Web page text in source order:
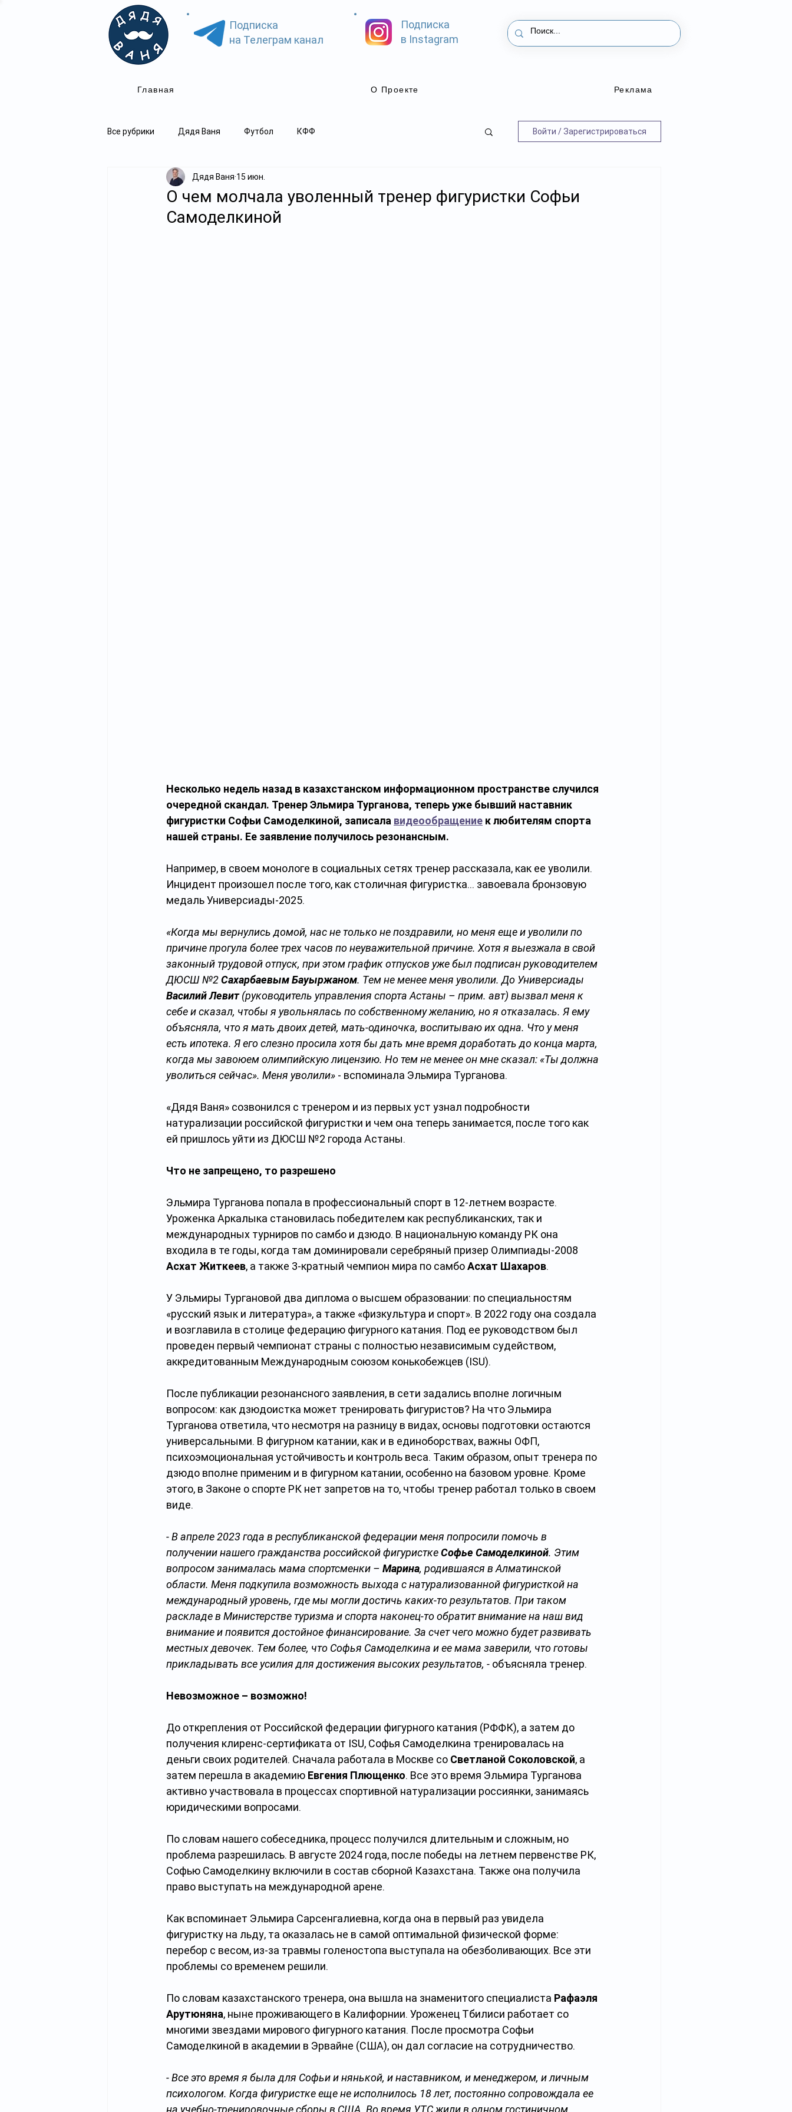
Подписка
на Телеграм канал
Главная
Подписка
в Instagram
О Проекте Реклама
Все рубрики Дядя Ваня Футбол КФФ Войти / Зарегистрироваться
О чем молчала уволенный тренер фигуристки Софьи
Самоделкиной
Дядя Ваня 15 июн.
Несколько недель назад в казахстанском информационном пространстве случился
очередной скандал. Тренер Эльмира Турганова, теперь уже бывший наставник
фигуристки Софьи Самоделкиной, записала видеообращение к любителям спорта
нашей страны. Ее заявление получилось резонансным.
Например, в своем монологе в социальных сетях тренер рассказала, как ее уволили.
Инцидент произошел после того, как столичная фигуристка… завоевала бронзовую
медаль Универсиады-2025.
«Когда мы вернулись домой, нас не только не поздравили, но меня еще и уволили по
причине прогула более трех часов по неуважительной причине. Хотя я выезжала в свой
законный трудовой отпуск, при этом график отпусков уже был подписан руководителем
ДЮСШ №2 Сахарбаевым Бауыржаном. Тем не менее меня уволили. До Универсиады
Василий Левит (руководитель управления спорта Астаны – прим. авт) вызвал меня к
себе и сказал, чтобы я увольнялась по собственному желанию, но я отказалась. Я ему
объясняла, что я мать двоих детей, мать-одиночка, воспитываю их одна. Что у меня
есть ипотека. Я его слезно просила хотя бы дать мне время доработать до конца марта,
когда мы завоюем олимпийскую лицензию. Но тем не менее он мне сказал: «Ты должна
уволиться сейчас». Меня уволили» - вспоминала Эльмира Турганова.
«Дядя Ваня» созвонился с тренером и из первых уст узнал подробности
натурализации российской фигуристки и чем она теперь занимается, после того как
ей пришлось уйти из ДЮСШ №2 города Астаны.
Что не запрещено, то разрешено
Эльмира Турганова попала в профессиональный спорт в 12-летнем возрасте.
Уроженка Аркалыка становилась победителем как республиканских, так и
международных турниров по самбо и дзюдо. В национальную команду РК она
входила в те годы, когда там доминировали серебряный призер Олимпиады-2008
Асхат Житкеев, а также 3-кратный чемпион мира по самбо Асхат Шахаров.
У Эльмиры Тургановой два диплома о высшем образовании: по специальностям
«русский язык и литература», а также «физкультура и спорт». В 2022 году она создала
и возглавила в столице федерацию фигурного катания. Под ее руководством был
проведен первый чемпионат страны с полностью независимым судейством,
аккредитованным Международным союзом конькобежцев (ISU).
После публикации резонансного заявления, в сети задались вполне логичным
вопросом: как дзюдоистка может тренировать фигуристов? На что Эльмира
Турганова ответила, что несмотря на разницу в видах, основы подготовки остаются
универсальными. В фигурном катании, как и в единоборствах, важны ОФП,
психоэмоциональная устойчивость и контроль веса. Таким образом, опыт тренера по
дзюдо вполне применим и в фигурном катании, особенно на базовом уровне. Кроме
этого, в Законе о спорте РК нет запретов на то, чтобы тренер работал только в своем
виде.
- В апреле 2023 года в республиканской федерации меня попросили помочь в
получении нашего гражданства российской фигуристке Софье Самоделкиной. Этим
вопросом занималась мама спортсменки – Марина, родившаяся в Алматинской
области. Меня подкупила возможность выхода с натурализованной фигуристкой на
международный уровень, где мы могли достичь каких-то результатов. При таком
раскладе в Министерстве туризма и спорта наконец-то обратит внимание на наш вид
внимание и появится достойное финансирование. За счет чего можно будет развивать
местных девочек. Тем более, что Софья Самоделкина и ее мама заверили, что готовы
прикладывать все усилия для достижения высоких результатов, - объясняла тренер.
Невозможное – возможно!
До открепления от Российской федерации фигурного катания (РФФК), а затем до
получения клиренс-сертификата от ISU, Софья Самоделкина тренировалась на
деньги своих родителей. Сначала работала в Москве со Светланой Соколовской, а
затем перешла в академию Евгения Плющенко. Все это время Эльмира Турганова
активно участвовала в процессах спортивной натурализации россиянки, занимаясь
юридическими вопросами.
По словам нашего собеседника, процесс получился длительным и сложным, но
проблема разрешилась. В августе 2024 года, после победы на летнем первенстве РК,
Софью Самоделкину включили в состав сборной Казахстана. Также она получила
право выступать на международной арене.
Как вспоминает Эльмира Сарсенгалиевна, когда она в первый раз увидела
фигуристку на льду, та оказалась не в самой оптимальной физической форме:
перебор с весом, из-за травмы голеностопа выступала на обезболивающих. Все эти
проблемы со временем решили.
По словам казахстанского тренера, она вышла на знаменитого специалиста Рафаэля
Арутюняна, ныне проживающего в Калифорнии. Уроженец Тбилиси работает со
многими звездами мирового фигурного катания. После просмотра Софьи
Самоделкиной в академии в Эрвайне (США), он дал согласие на сотрудничество.
- Все это время я была для Софьи и нянькой, и наставником, и менеджером, и личным
психологом. Когда фигуристке еще не исполнилось 18 лет, постоянно сопровождала ее
на учебно-тренировочные сборы в США. Во время УТС жили в одном гостиничном